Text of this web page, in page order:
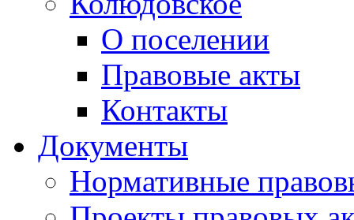
О поселении
Правовые акты
Контакты
Документы
Нормативные